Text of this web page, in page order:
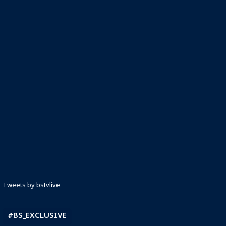
Tweets by bstvlive
#BS_EXCLUSIVE